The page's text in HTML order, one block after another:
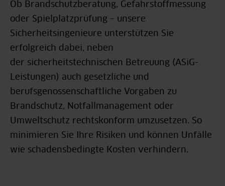
Prüfungen
Umweltschutzbeauftragter und
Umweltschutzberatung
Ob Brandschutzberatung, Gefahrstoffmessung
oder Spielplatzprüfung – unsere
Sicherheitsingenieure unterstützen Sie
erfolgreich dabei, neben
der sicherheitstechnischen Betreuung (ASiG-
Leistungen) auch gesetzliche und
berufsgenossenschaftliche Vorgaben zu
Brandschutz, Notfallmanagement oder
Umweltschutz rechtskonform umzusetzen. So
minimieren Sie Ihre Risiken und können Unfälle
wie schadensbedingte Kosten verhindern.